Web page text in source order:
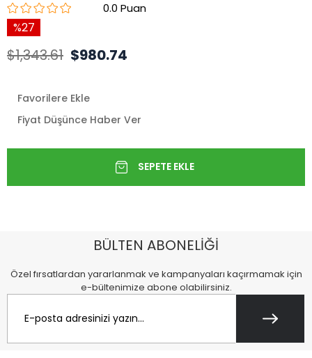
0.0
27
$1,343.61 $980.74
Favorilere Ekle
Fiyat Düşünce Haber Ver
BÜLTEN ABONELİĞİ
Özel fırsatlardan yararlanmak ve kampanyaları kaçırmamak için
e-bültenimize abone olabilirsiniz.